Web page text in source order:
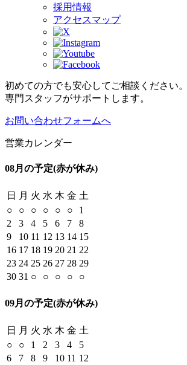
採用情報
アクセスマップ
初めての方でも安心してご相談ください。
専門スタッフがサポートします。
お問い合わせフォームへ
営業カレンダー
08月の予定(赤が休み)
日 月 火 水 木 金 土
○
○ ○ ○ ○ ○
1
2
3 4 5 6 7
8
9
10 11 12 13 14 15
16 17 18 19 20 21 22
23 24 25 26 27 28 29
30 31 ○ ○ ○ ○ ○
09月の予定(赤が休み)
日 月 火 水 木 金 土
○
○ 1 2 3 4
5
6
7 8 9 10 11 12